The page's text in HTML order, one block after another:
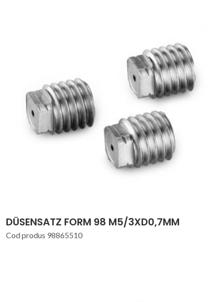
DÜSENSATZ FORM 98 M5/3XD0,7MM
Cod produs 98865510